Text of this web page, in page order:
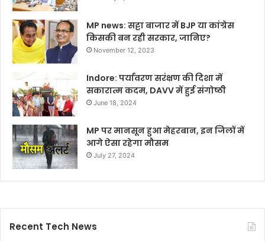
MP news: सट्टा बाजार में BJP या कांग्रेस
किसकी बन रही सरकार, जानिए?
November 12, 2023
Indore: पर्यावरण सरंक्षण की दिशा में
सकारात्म कदम, DAVV में हुई संगोष्ठी
June 18, 2024
MP पर मानसून हुआ मेहरबान, इन जिलों में
आगे ऐसा रहेगा मौसम
July 27, 2024
Recent Tech News